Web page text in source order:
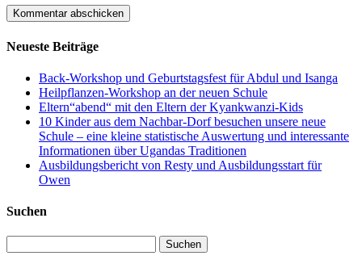
Neueste Beiträge
Back-Workshop und Geburtstagsfest für Abdul und Isanga
Heilpflanzen-Workshop an der neuen Schule
Eltern“abend“ mit den Eltern der Kyankwanzi-Kids
10 Kinder aus dem Nachbar-Dorf besuchen unsere neue
Schule – eine kleine statistische Auswertung und interessante
Informationen über Ugandas Traditionen
Ausbildungsbericht von Resty und Ausbildungsstart für
Owen
Suchen
nach: